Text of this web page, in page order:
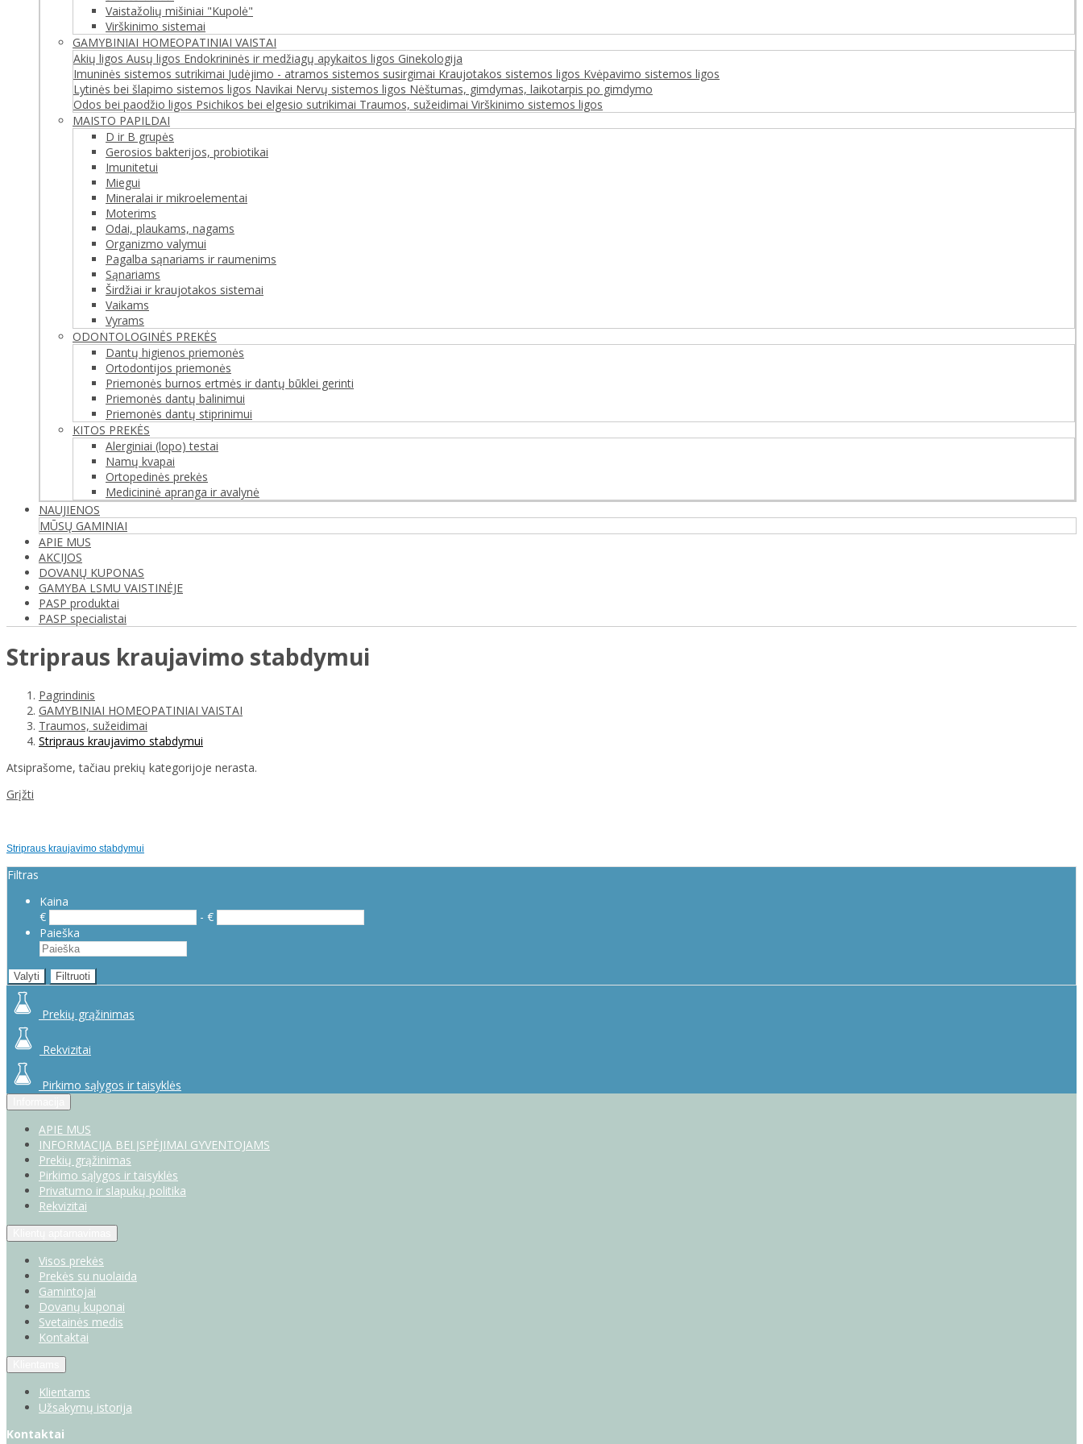
Vaistažolių mišiniai "Kupolė"
Virškinimo sistemai
GAMYBINIAI HOMEOPATINIAI VAISTAI
Akių ligos Ausų ligos Endokrininės ir medžiagų apykaitos ligos Ginekologija
Imuninės sistemos sutrikimai Judėjimo - atramos sistemos susirgimai Kraujotakos sistemos ligos Kvėpavimo sistemos ligos
Lytinės bei šlapimo sistemos ligos Navikai Nervų sistemos ligos Nėštumas, gimdymas, laikotarpis po gimdymo
Odos bei paodžio ligos Psichikos bei elgesio sutrikimai Traumos, sužeidimai Virškinimo sistemos ligos
MAISTO PAPILDAI
D ir B grupės
Gerosios bakterijos, probiotikai
Imunitetui
Miegui
Mineralai ir mikroelementai
Moterims
Odai, plaukams, nagams
Organizmo valymui
Pagalba sąnariams ir raumenims
Sąnariams
Širdžiai ir kraujotakos sistemai
Vaikams
Vyrams
ODONTOLOGINĖS PREKĖS
Dantų higienos priemonės
Ortodontijos priemonės
Priemonės burnos ertmės ir dantų būklei gerinti
Priemonės dantų balinimui
Priemonės dantų stiprinimui
KITOS PREKĖS
Alerginiai (lopo) testai
Namų kvapai
Ortopedinės prekės
Medicininė apranga ir avalynė
NAUJIENOS
MŪSŲ GAMINIAI
APIE MUS
AKCIJOS
DOVANŲ KUPONAS
GAMYBA LSMU VAISTINĖJE
PASP produktai
PASP specialistai
Stripraus kraujavimo stabdymui
Pagrindinis
GAMYBINIAI HOMEOPATINIAI VAISTAI
Traumos, sužeidimai
Stripraus kraujavimo stabdymui
Atsiprašome, tačiau prekių kategorijoje nerasta.
Grįžti
Stripraus kraujavimo stabdymui
Filtras
Kaina
€
- €
Paieška
Valyti Filtruoti
Prekių grąžinimas
Rekvizitai
Pirkimo sąlygos ir taisyklės
APIE MUS
INFORMACIJA BEI ĮSPĖJIMAI GYVENTOJAMS
Prekių grąžinimas
Pirkimo sąlygos ir taisyklės
Privatumo ir slapukų politika
Rekvizitai
Visos prekės
Prekės su nuolaida
Gamintojai
Dovanų kuponai
Svetainės medis
Kontaktai
Klientams
Užsakymų istorija
Kontaktai